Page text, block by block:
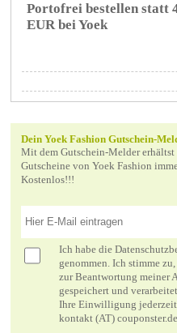
Portofrei bestellen statt
EUR bei Yoek
Dein Yoek Fashion Gutschein-
Mit dem Gutschein-Melder
Gutscheine von Yoek Fashion
Kostenlos!!!
Ich habe die
genommen. Ich stimme
zur Beantwortung meiner
gespeichert und
Ihre Einwilligung
kontakt (AT)